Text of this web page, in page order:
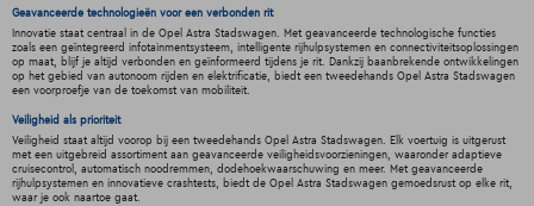
Geavanceerde technologieën voor een verbonden rit
Innovatie staat centraal in de Opel Astra Stadswagen. Met geavanceerde technologische functies
zoals een geïntegreerd infotainmentsysteem, intelligente rijhulpsystemen en connectiviteitsoplossingen
op maat, blijf je altijd verbonden en geïnformeerd tijdens je rit. Dankzij baanbrekende ontwikkelingen
op het gebied van autonoom rijden en elektrificatie, biedt een tweedehands Opel Astra Stadswagen
een voorproefje van de toekomst van mobiliteit.
Veiligheid als prioriteit
Veiligheid staat altijd voorop bij een tweedehands Opel Astra Stadswagen. Elk voertuig is uitgerust
met een uitgebreid assortiment aan geavanceerde veiligheidsvoorzieningen, waaronder adaptieve
cruisecontrol, automatisch noodremmen, dodehoekwaarschuwing en meer. Met geavanceerde
rijhulpsystemen en innovatieve crashtests, biedt de Opel Astra Stadswagen gemoedsrust op elke rit,
waar je ook naartoe gaat.